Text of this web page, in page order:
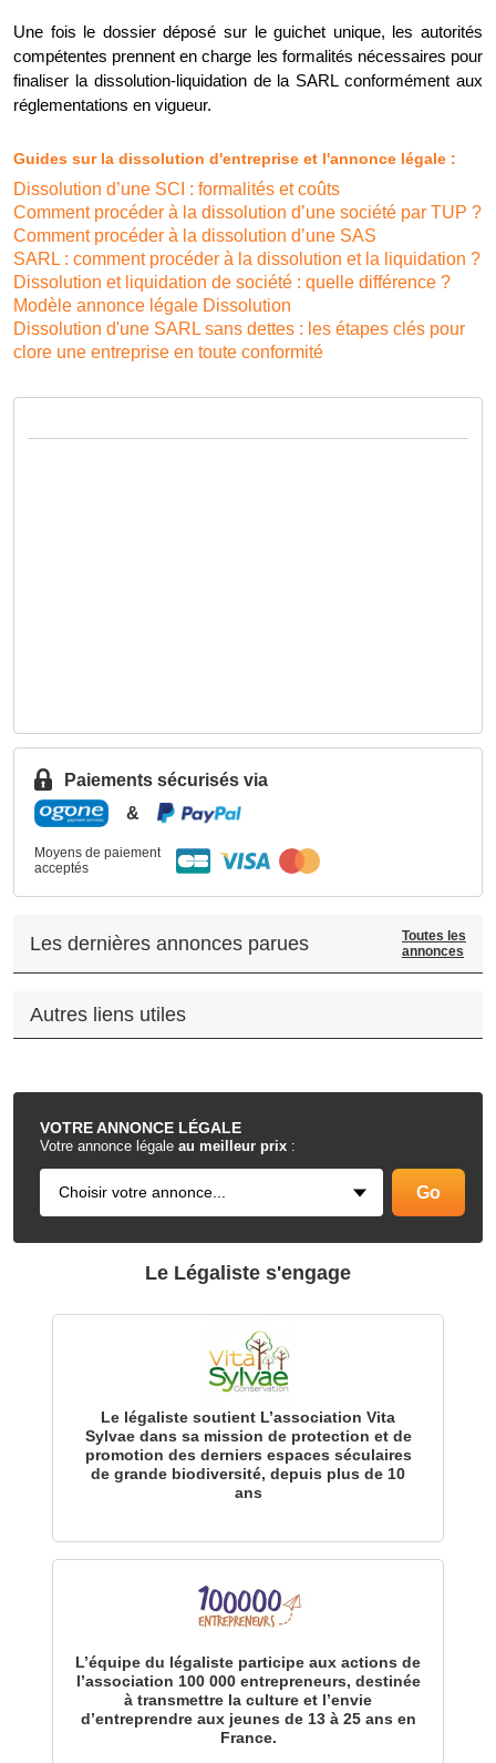
Une fois le dossier déposé sur le guichet unique, les autorités
compétentes prennent en charge les formalités nécessaires pour
finaliser la dissolution-liquidation de la SARL conformément aux
réglementations en vigueur.
Guides sur la dissolution d'entreprise et l'annonce légale :
Dissolution d’une SCI : formalités et coûts
Comment procéder à la dissolution d’une société par TUP ?
Comment procéder à la dissolution d’une SAS
SARL : comment procéder à la dissolution et la liquidation ?
Dissolution et liquidation de société : quelle différence ?
Modèle annonce légale Dissolution
Dissolution d'une SARL sans dettes : les étapes clés pour
clore une entreprise en toute conformité
VOTREANNONCE LÉGALE
Votre annonce légale au meilleur prix :
Paiements sécurisés via
&
Moyens de paiement
acceptés
Les dernières annonces parues
Toutes les
annonces
Autres liens utiles
.
Le Légaliste s'engage
Le légaliste soutient L’association Vita
Sylvae dans sa mission de protection et de
promotion des derniers espaces séculaires
de grande biodiversité, depuis plus de 10
ans
L’équipe du légaliste participe aux actions de
l’association 100 000 entrepreneurs, destinée
à transmettre la culture et l’envie
d’entreprendre aux jeunes de 13 à 25 ans en
France.